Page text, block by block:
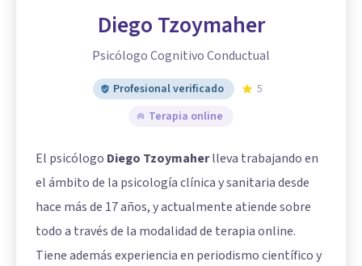
Diego Tzoymaher
Psicólogo Cognitivo Conductual
Profesional verificado
5
Terapia online
El psicólogo Diego Tzoymaherlleva trabajando en
el ámbito de la psicología clínica y sanitaria desde
hace más de 17 años, y actualmente atiende sobre
todo a través de la modalidad de terapia online.
Tiene además experiencia en periodismo científico y